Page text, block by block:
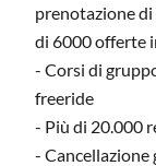
prenotazione
di 6000 offerte
- Corsi di
freeride
- Più di 20.000
-